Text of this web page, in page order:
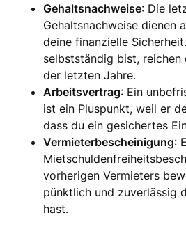
Gehaltsnachweise: Die
Gehaltsnachweise dienen
deine finanzielle
selbstständig bist,
der letzten Jahre.
Arbeitsvertrag: Ein
ist ein Pluspunkt, weil er
dass du ein gesichertes
Vermieterbescheinigung:
vorherigen Vermieters
pünktlich und zuverlässig
hast.